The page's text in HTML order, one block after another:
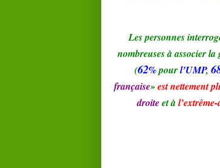
Les personnes
nombreuses à associer
(62%pourl’UMP,
française»est nettement
droiteet à